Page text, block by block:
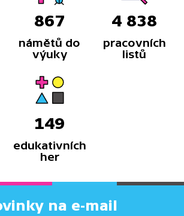
867
námětů do
výuky
4 838
pracovních
listů
149
edukativních
her
na e-mail